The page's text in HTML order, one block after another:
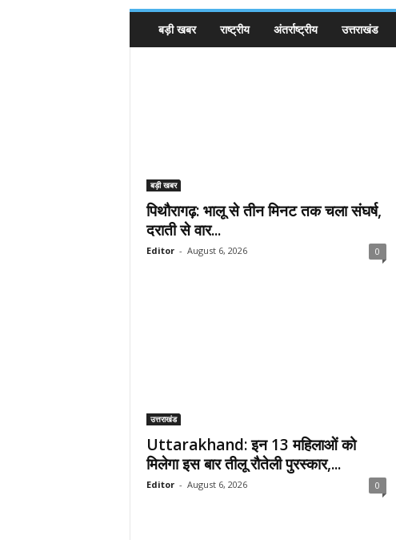
बड़ी खबर राष्ट्रीय अंतर्राष्ट्रीय उत्तराखंड
बड़ी खबर
पिथौरागढ़: भालू से तीन मिनट तक चला संघर्ष,
दराती से वार...
Editor - August 6, 2026 0
उत्तराखंड
Uttarakhand: इन 13 महिलाओं को
मिलेगा इस बार तीलू रौतेली पुरस्कार,...
Editor - August 6, 2026 0